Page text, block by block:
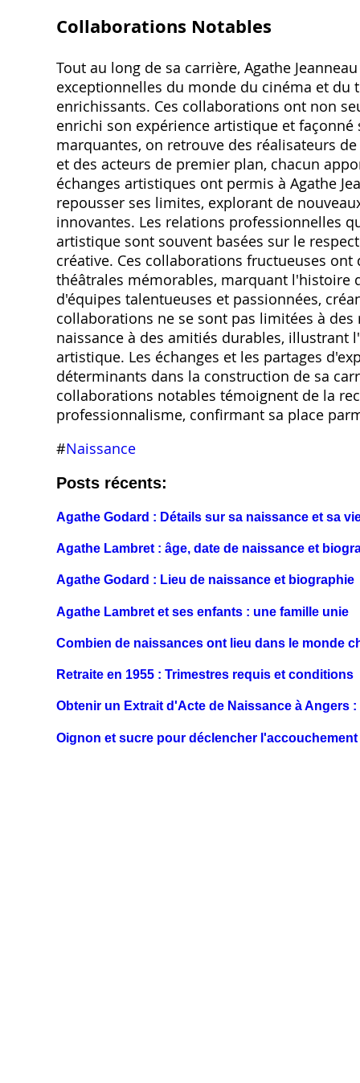
Collaborations Notables
Tout au long de sa carrière, Agathe
exceptionnelles du monde du cinéma et
enrichissants. Ces collaborations ont non
enrichi son expérience artistique et
marquantes, on retrouve des réalisateurs
et des acteurs de premier plan, chacun
échanges artistiques ont permis à Agathe
repousser ses limites, explorant de
innovantes. Les relations professionnelles
artistique sont souvent basées sur le
créative. Ces collaborations fructueuses
théâtrales mémorables, marquant l'histoire
d'équipes talentueuses et passionnées,
collaborations ne se sont pas limitées à
naissance à des amitiés durables,
artistique. Les échanges et les partages
déterminants dans la construction de sa
collaborations notables témoignent de la
professionnalisme, confirmant sa place
#Naissance
Posts récents:
Agathe Godard : Détails sur sa naissance et sa
Agathe Lambret : âge, date de naissance et
Agathe Godard : Lieu de naissance et biographie
Agathe Lambret et ses enfants : une famille unie
Combien de naissances ont lieu dans le monde
Retraite en 1955 : Trimestres requis et conditions
Obtenir un Extrait d'Acte de Naissance à Angers
Oignon et sucre pour déclencher